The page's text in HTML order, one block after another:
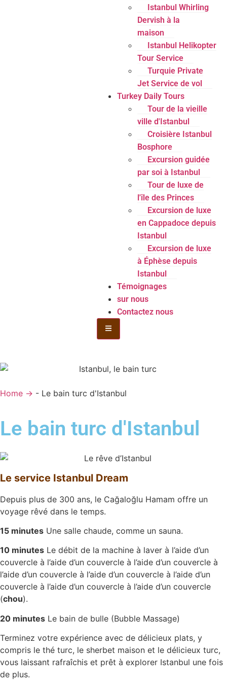
Istanbul Whirling
Dervish à la
maison
Istanbul Helikopter
Tour Service
Turquie Private
Jet Service de vol
Turkey Daily Tours
Tour de la vieille
ville d'Istanbul
Croisière Istanbul
Bosphore
Excursion guidée
par soi à Istanbul
Tour de luxe de
l'île des Princes
Excursion de luxe
en Cappadoce depuis
Istanbul
Excursion de luxe
à Éphèse depuis
Istanbul
Témoignages
sur nous
Contactez nous
Menu de la bouteille Toggle
Home → - Le bain turc d'Istanbul
Le bain turc d'Istanbul
Le service Istanbul Dream
Depuis plus de 300 ans, le Cağaloğlu Hamam offre un
voyage rêvé dans le temps.
15 minutes Une salle chaude, comme un sauna.
10 minutes Le débit de la machine à laver à l’aide d’un
couvercle à l’aide d’un couvercle à l’aide d’un couvercle à
l’aide d’un couvercle à l’aide d’un couvercle à l’aide d’un
couvercle à l’aide d’un couvercle à l’aide d’un couvercle
(chou).
20 minutes Le bain de bulle (Bubble Massage)
Terminez votre expérience avec de délicieux plats, y
compris le thé turc, le sherbet maison et le délicieux turc,
vous laissant rafraîchis et prêt à explorer Istanbul une fois
de plus.